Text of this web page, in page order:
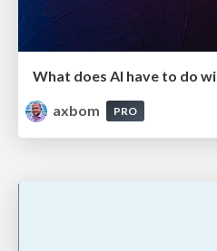
What does AI have to do
axbom
PRO